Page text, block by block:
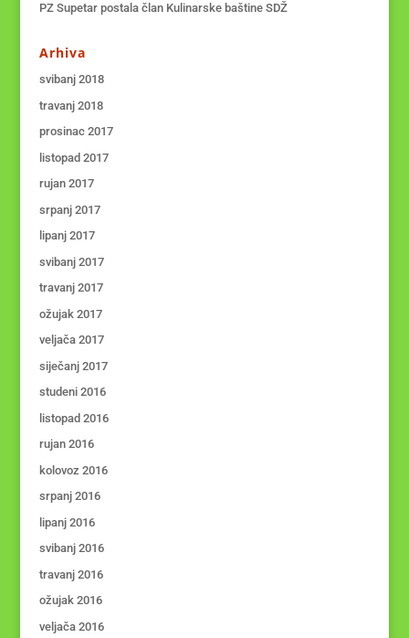
PZ Supetar postala član Kulinarske baštine SDŽ
Arhiva
svibanj 2018
travanj 2018
prosinac 2017
listopad 2017
rujan 2017
srpanj 2017
lipanj 2017
svibanj 2017
travanj 2017
ožujak 2017
veljača 2017
siječanj 2017
studeni 2016
listopad 2016
rujan 2016
kolovoz 2016
srpanj 2016
lipanj 2016
svibanj 2016
travanj 2016
ožujak 2016
veljača 2016